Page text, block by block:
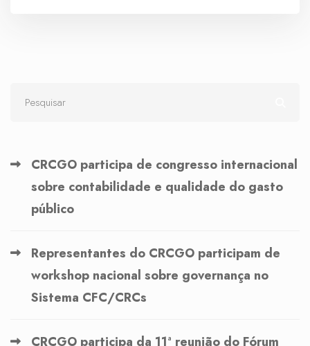
CRCGO participa de congresso internacional
sobre contabilidade e qualidade do gasto
público
Representantes do CRCGO participam de
workshop nacional sobre governança no
Sistema CFC/CRCs
CRCGO participa da 11ª reunião do Fórum